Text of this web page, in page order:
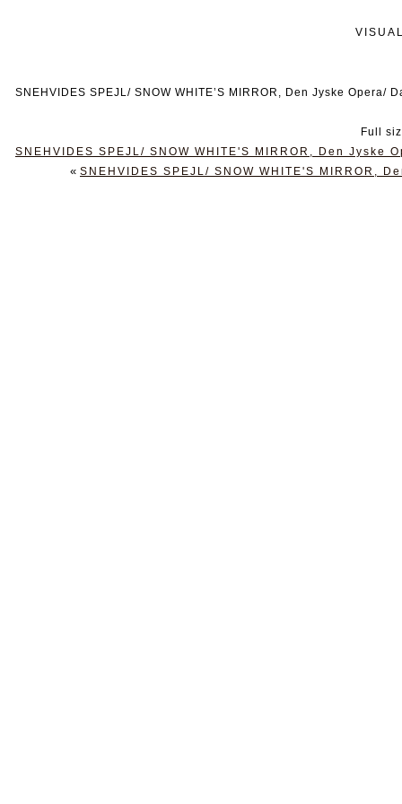
SNEHVIDES SPEJL/ SNOW WHITE’S MIRROR, Den Jyske
Full
SNEHVIDES SPEJL/ SNOW WHITE'S MIRROR, Den
« SNEHVIDES SPEJL/ SNOW WHITE'S MIRROR,